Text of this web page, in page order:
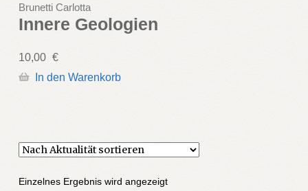
Brunetti Carlotta
Innere Geologien
10,00 €
In den Warenkorb
Einzelnes Ergebnis wird angezeigt